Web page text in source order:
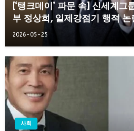
[‘탱크데이’ 파문 속] 신세계그
부 정상희, 일제강점기 행적 논
2026-05-25
사회